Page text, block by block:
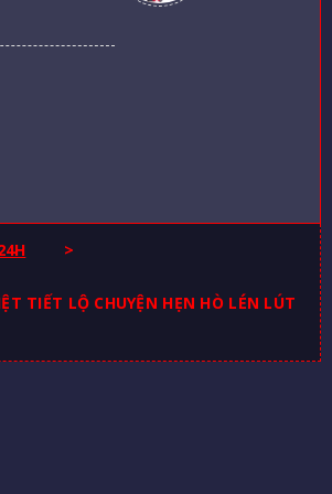
>
TIẾT LỘ CHUYỆN HẸN HÒ LÉN LÚT